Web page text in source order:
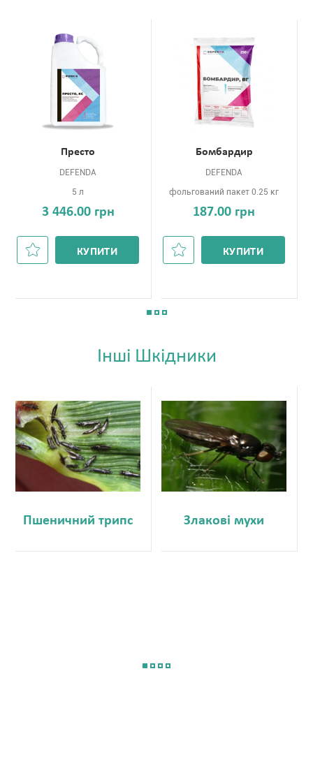
Престо
DEFENDA
5 л
3 446.00 грн
КУПИТИ
Бомбардир
DEFENDA
фольгований пакет 0.25 кг
187.00 грн
КУПИТИ
Iншi Шкідники
Пшеничний трипс Злакові мухи